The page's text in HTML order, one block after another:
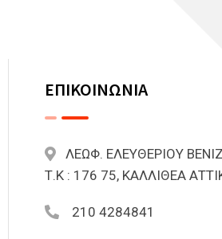
ΕΠΙΚΟΙΝΩΝΙΑ
ΛΕΩΦ. ΕΛΕΥΘΕΡΙΟΥ
Τ.Κ : 176 75, ΚΑΛΛΙΘΕΑ
210 4284841